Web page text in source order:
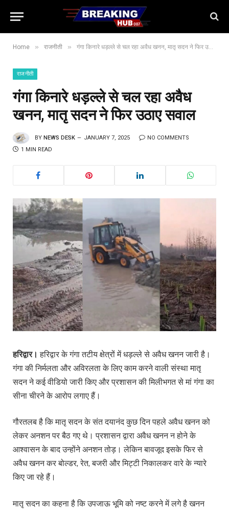
Home » राजनीती » गंगा किनारे धड़ल्ले से चल रहा अवैध खनन, मातृ सदन ने फिर उठाए सवाल
राजनीती
गंगा किनारे धड़ल्ले से चल रहा अवैध
खनन, मातृ सदन ने फिर उठाए सवाल
BY NEWS DESK JANUARY 7, 2025
NO COMMENTS
1 MIN READ
हरिद्वार। हरिद्वार के गंगा तटीय क्षेत्रों में धड़ल्ले से अवैध खनन जारी है।
गंगा की निर्मलता और अविरलता के लिए काम करने वाली संस्था मातृ
सदन ने कई वीडियो जारी किए और प्रशासन की मिलीभगत से मां गंगा का
सीना चीरने के आरोप लगाए हैं।
गौरतलब है कि मातृ सदन के संत दयानंद कुछ दिन पहले अवैध खनन को
लेकर अनशन पर बैठ गए थे। प्रशासन द्वारा अवैध खनन न होने के
आश्वासन के बाद उन्होंने अनशन तोड़। लेकिन बावजूद इसके फिर से
अवैध खनन कर बोल्डर, रेत, बजरी और मिट्टी निकालकर वारे के न्यारे
किए जा रहे हैं।
मातृ सदन का कहना है कि उपजाऊ भूमि को नष्ट करने में लगे है खनन